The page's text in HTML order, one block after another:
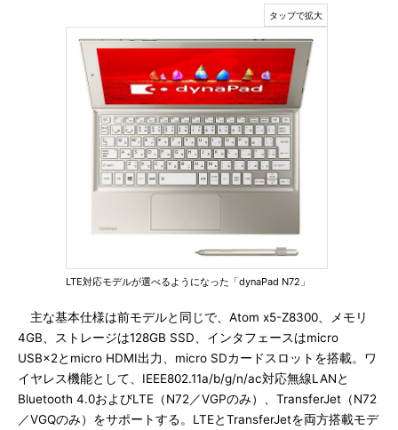
LTE対応モデルが選べるようになった「dynaPad N72」
主な基本仕様は前モデルと同じで、Atom x5-Z8300、メモリ
4GB、ストレージは128GB SSD、インタフェースはmicro
USB×2とmicro HDMI出力、micro SDカードスロットを搭載。ワ
イヤレス機能として、IEEE802.11a/b/g/n/ac対応無線LANと
Bluetooth 4.0およびLTE（N72／VGPのみ）、TransferJet（N72
／VGQのみ）をサポートする。LTEとTransferJetを両方搭載モデ